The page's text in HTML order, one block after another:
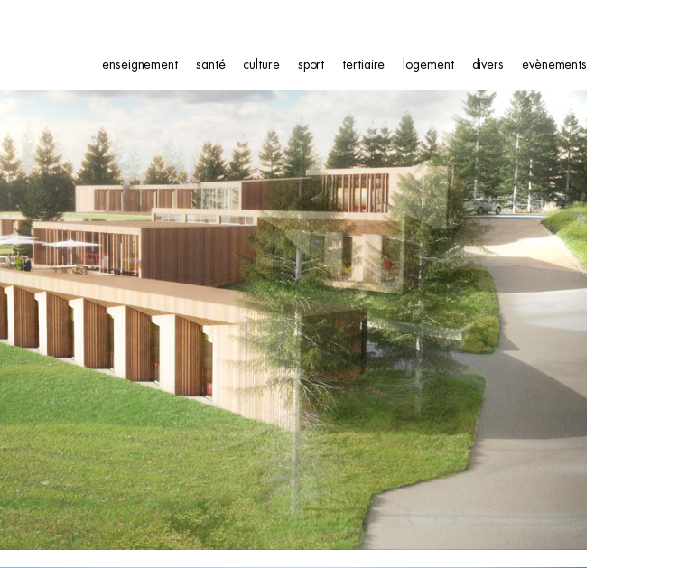
enseignement santé culture sport tertiaire logement divers evènements